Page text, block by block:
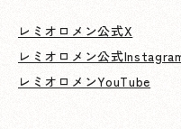
レミオロメン公式X
レミオロメン公式
レミオロメンYouTube